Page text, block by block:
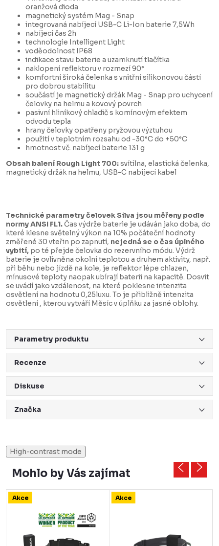
oranžová dioda
magnetický systém Mag - Snap
integrovaná nabíjecí USB-C Li-Ion baterie 7,5Wh
nabíjecí čas 2h
technologie Intelligent Light
voděodolnost IP68
indikace stavu baterie a uzamknutí tlačítka
naklopení reflektoru v rozmezí 90°
komfortní široká čelenka s vnitřní silikonovou částí
pro dobrou stabilitu
součástí je magnetický držák Mag - Snap pro uchycení
čelovky na helmu a kovový povrch
pasivní hliníkový chladič s komínovým efektem
odvodu tepla
hrany čelovky opatřeny pryžovou výztuhou
použití v teplotním rozsahu od -30°C do +50°C
hmotnost vč. nabíjecí baterie 131 g
Obsah balení Rough Light 700:svítilna, elastická čelenka,
magnetický držák na helmu, USB-C nabíjecí kabel
Technické parametry čelovek Silva jsou měřeny podle
normy ANSI FL1.Čas výdrže baterie je udáván jako doba, do
které klesne světelný výkon na 10% počáteční hodnoty
změřené 30 vteřin po zapnutí, nejedná se o čas úplného
vybití, po té přejde čelovka do rezervního módu. Výdrž
baterie je ovlivněna okolní teplotou a druhem aktivity, např.
při běhu nebo jízdě na kole, je reflektor lépe chlazen,
mínusové teploty naopak ubírají baterii na kapacitě. Dosvit
se uvádí jako vzdálenost, na které poklesne intenzita
osvětlení na hodnotu 0,25luxu. To je přibližně intenzita
osvětlení , kterou vytváří Měsíc v úplňku za jasné oblohy.
Parametry produktu
Recenze
Diskuse
Značka
High-contrast mode
Mohlo by Vás zajímat
Akce Akce